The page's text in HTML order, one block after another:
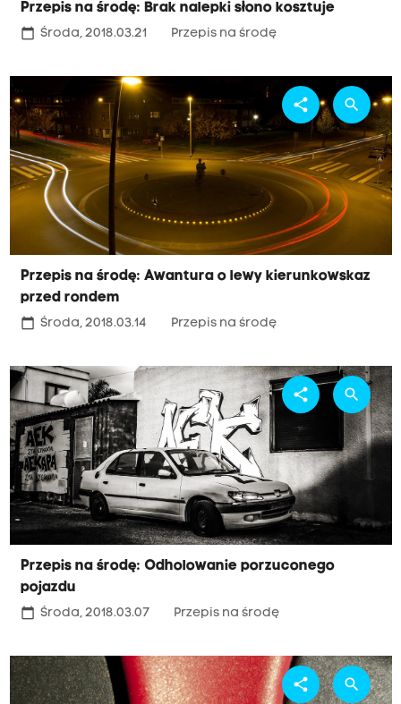
Przepis na środę: Brak nalepki słono kosztuje
calendar_today Środa, 2018.03.21 Przepis na środę
Przepis na środę: Awantura o lewy kierunkowskaz
przed rondem
calendar_today Środa, 2018.03.14 Przepis na środę
share search
Przepis na środę: Odholowanie porzuconego
pojazdu
calendar_today Środa, 2018.03.07 Przepis na środę
share search
share search